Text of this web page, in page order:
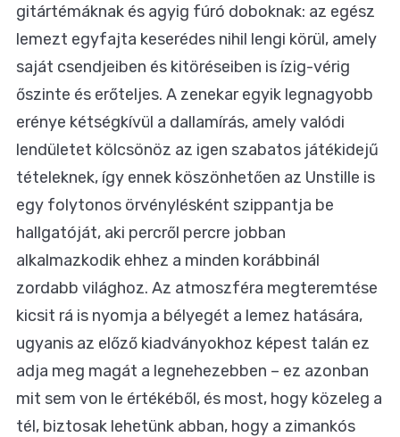
gitártémáknak és agyig fúró doboknak: az egész
lemezt egyfajta keserédes nihil lengi körül, amely
saját csendjeiben és kitöréseiben is ízig-vérig
őszinte és erőteljes. A zenekar egyik legnagyobb
erénye kétségkívül a dallamírás, amely valódi
lendületet kölcsönöz az igen szabatos játékidejű
tételeknek, így ennek köszönhetően az Unstille is
egy folytonos örvénylésként szippantja be
hallgatóját, aki percről percre jobban
alkalmazkodik ehhez a minden korábbinál
zordabb világhoz. Az atmoszféra megteremtése
kicsit rá is nyomja a bélyegét a lemez hatására,
ugyanis az előző kiadványokhoz képest talán ez
adja meg magát a legnehezebben – ez azonban
mit sem von le értékéből, és most, hogy közeleg a
tél, biztosak lehetünk abban, hogy a zimankós